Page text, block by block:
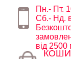
Пн.- Пт.
Сб.- Нд.
від 2500